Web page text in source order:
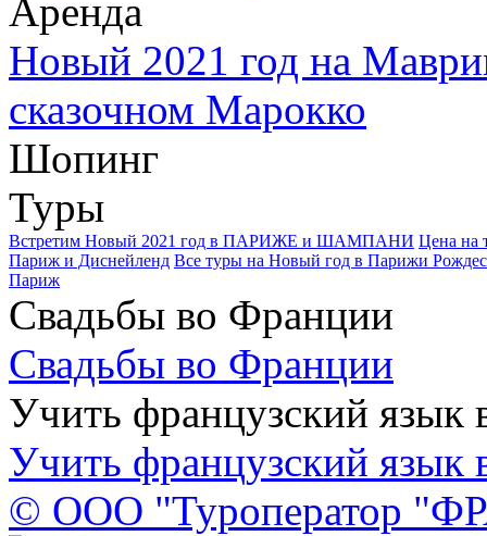
Аренда
Новый 2021 год на
сказочном Марокко
Шопинг
Туры
Встретим Новый 2021 год в ПАРИЖЕ и ШАМПАНИ Цена на
Париж и Диснейленд Все туры на Новый год в Парижи
Париж
Свадьбы во Франции
Свадьбы во Франции
Учить французский язык
Учить французский язык
© ООО "Туроператор